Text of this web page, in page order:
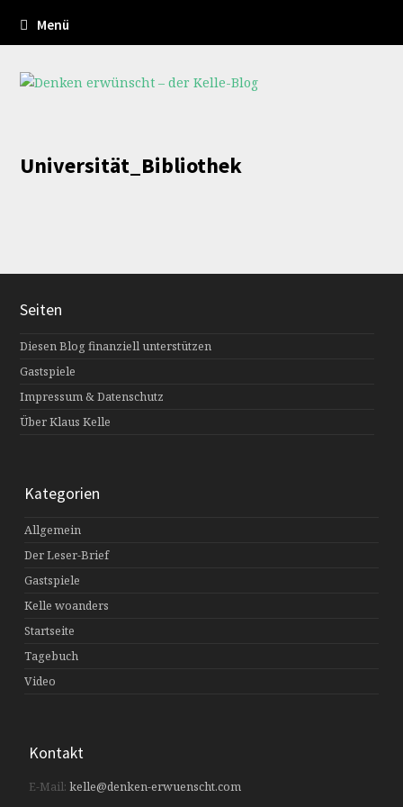
Menü
Universität_Bibliothek
Seiten
Diesen Blog finanziell unterstützen
Gastspiele
Impressum & Datenschutz
Über Klaus Kelle
Kategorien
Allgemein
Der Leser-Brief
Gastspiele
Kelle woanders
Startseite
Tagebuch
Video
Kontakt
E-Mail:kelle@denken-erwuenscht.com